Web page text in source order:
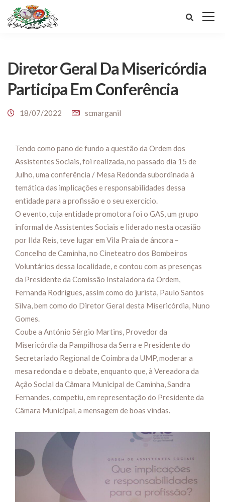
Diretor Geral Da Misericórdia
Participa Em Conferência
18/07/2022 scmarganil
Tendo como pano de fundo a questão da Ordem dos
Assistentes Sociais, foi realizada, no passado dia 15 de
Julho, uma conferência / Mesa Redonda subordinada à
temática das implicações e responsabilidades dessa
entidade para a profissão e o seu exercício.
O evento, cuja entidade promotora foi o GAS, um grupo
informal de Assistentes Sociais e liderado nesta ocasião
por Ilda Reis, teve lugar em Vila Praia de âncora –
Concelho de Caminha, no Cineteatro dos Bombeiros
Voluntários dessa localidade, e contou com as presenças
da Presidente da Comissão Instaladora da Ordem,
Fernanda Rodrigues, assim como do jurista, Paulo Santos
Silva, bem como do Diretor Geral desta Misericórdia, Nuno
Gomes.
Coube a António Sérgio Martins, Provedor da
Misericórdia da Pampilhosa da Serra e Presidente do
Secretariado Regional de Coimbra da UMP, moderar a
mesa redonda e o debate, enquanto que, à Vereadora da
Ação Social da Câmara Municipal de Caminha, Sandra
Fernandes, competiu, em representação do Presidente da
Câmara Municipal, a mensagem de boas vindas.